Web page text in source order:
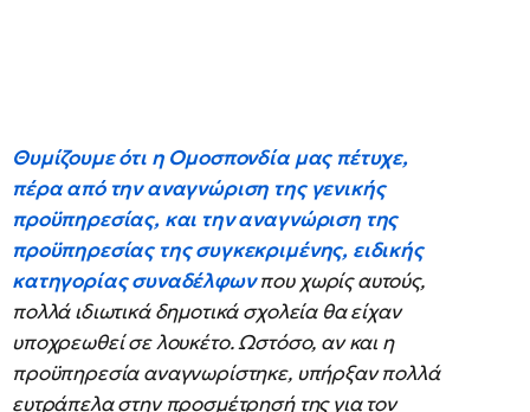
Θυμίζουμε ότι η Ομοσπονδία μας πέτυχε,
πέρα από την αναγνώριση της γενικής
προϋπηρεσίας, και την αναγνώριση της
προϋπηρεσίας της συγκεκριμένης, ειδικής
κατηγορίας συναδέλφωνπου χωρίς αυτούς,
πολλά ιδιωτικά δημοτικά σχολεία θα είχαν
υποχρεωθεί σε λουκέτο. Ωστόσο, αν και η
προϋπηρεσία αναγνωρίστηκε, υπήρξαν πολλά
ευτράπελα στην προσμέτρησή της για τον